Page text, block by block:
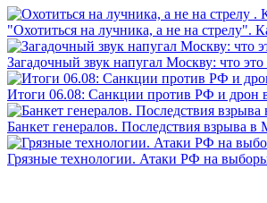
"Охотиться на лучника, а не на стрелу".
Загадочный звук напугал Москву: что
Итоги 06.08: Санкции против РФ и дрон
Банкет генералов. Последствия взрыва в
Грязные технологии. Атаки РФ на